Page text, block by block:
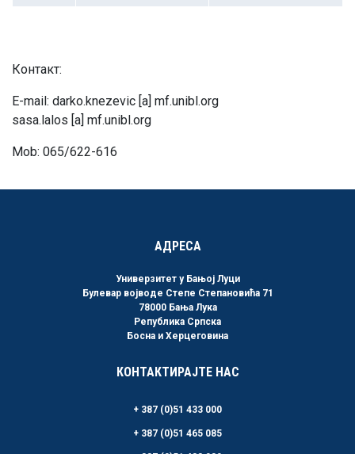
Кoнтaкт:
E-mail: darko.knezevic [a] mf.unibl.org
sasa.lalos [a] mf.unibl.org
Mob: 065/622-616
АДРЕСА
Универзитет у Бањој Луци
Булевар војводе Степе Степановића 71
78000 Бања Лука
Република Српска
Босна и Херцеговина
КОНТАКТИРАЈТЕ НАС
+ 387 (0)51 433 000
+ 387 (0)51 465 085